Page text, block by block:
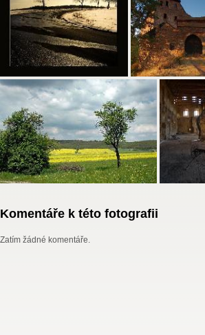
Komentáře k této fotografii
Zatím žádné komentáře.